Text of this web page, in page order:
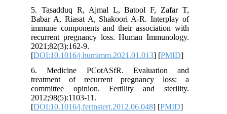
5. Tasadduq R, Ajmal L, Batool F, Zafar T,
Babar A, Riasat A, Shakoori A-R. Interplay of
immune components and their association with
recurrent pregnancy loss. Human Immunology.
2021;82(3):162-9.
[DOI:10.1016/j.humimm.2021.01.013] [PMID
6. Medicine PCotASfR. Evaluation and
treatment of recurrent pregnancy loss: a
committee opinion. Fertility and sterility.
2012;98(5):1103-11.
[DOI:10.1016/j.fertnstert.2012.06.048] [PMID